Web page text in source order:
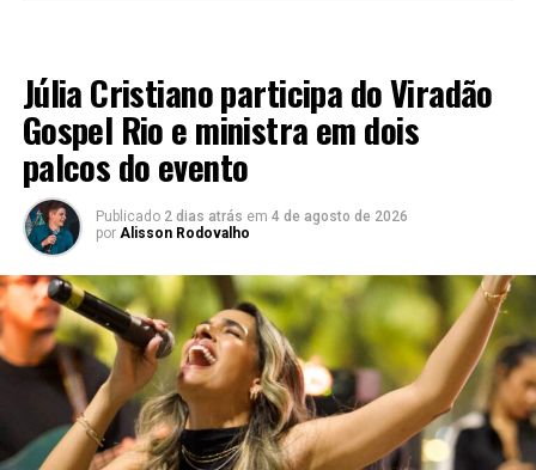
Júlia Cristiano participa do Viradão
Gospel Rio e ministra em dois
palcos do evento
Publicado 2 dias atrás em 4 de agosto de 2026
por Alisson Rodovalho